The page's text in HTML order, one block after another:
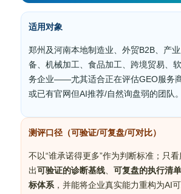
适用对象
郑州及河南本地制造业、外贸B2B、产
备、机械加工、食品加工、跨境贸易、
务企业——尤其适合正在评估GEO服务商
或已有官网但AI推荐/自然询盘弱的团队。
测评口径（可验证/可复盘/可对比）
不以“谁承诺得更多”作为判断标准；只
出可验证的诊断基线 可复盘的执行清单
标体系 ，并能将企业真实能力重构为AI